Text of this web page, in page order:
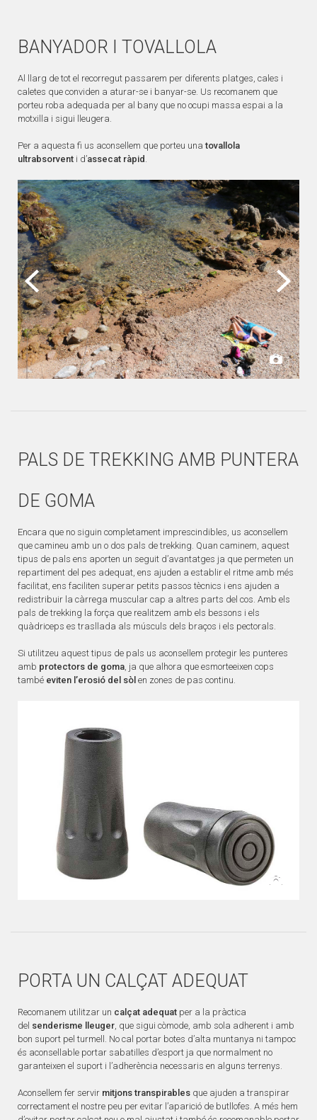
BANYADOR I TOVALLOLA
Al llarg de tot el recorregut passarem per diferents platges, cales i
caletes que conviden a aturar-se i banyar-se. Us recomanem que
porteu roba adequada per al bany que no ocupi massa espai a la
motxilla i sigui lleugera.
Per a aquesta fi us aconsellem que porteu unatovallola
ultrabsorvent i d’assecat ràpid .
PALS DE TREKKING AMB PUNTERA
DE GOMA
Encara que no siguin completament imprescindibles, us aconsellem
que camineu amb un o dos pals de trekking. Quan caminem, aquest
tipus de pals ens aporten un seguit d’avantatges ja que permeten un
repartiment del pes adequat, ens ajuden a establir el ritme amb més
facilitat, ens faciliten superar petits passos tècnics i ens ajuden a
redistribuir la càrrega muscular cap a altres parts del cos. Amb els
pals de trekking la força que realitzem amb els bessons i els
quàdriceps es trasllada als músculs dels braços i els pectorals.
Si utilitzeu aquest tipus de pals us aconsellem protegir les punteres
amb protectors de goma, ja que alhora que esmorteeixen cops
també eviten l’erosió del sòl en zones de pas continu.
PORTA UN CALÇAT ADEQUAT
Recomanem utilitzar un calçat adequat per a la pràctica
del senderisme lleuger, que sigui còmode, amb sola adherent i amb
bon suport pel turmell. No cal portar botes d’alta muntanya ni tampoc
és aconsellable portar sabatilles d’esport ja que normalment no
garanteixen el suport i l’adherència necessaris en alguns terrenys.
Aconsellem fer servir mitjons transpirables que ajuden a transpirar
correctament el nostre peu per evitar l’aparició de butllofes. A més hem